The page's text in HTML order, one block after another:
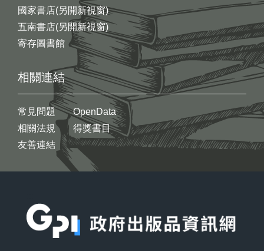
國家書店(另開新視窗)
五南書店(另開新視窗)
寄存圖書館
相關連結
常見問題
相關法規
友善連結
OpenData
得獎書目